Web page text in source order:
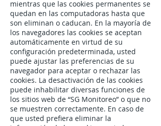
mientras que las cookies permanentes se
quedan en las computadoras hasta que
son eliminan o caducan. En la mayoría de
los navegadores las cookies se aceptan
automáticamente en virtud de su
configuración predeterminada, usted
puede ajustar las preferencias de su
navegador para aceptar o rechazar las
cookies. La desactivación de las cookies
puede inhabilitar diversas funciones de
los sitios web de “SG Monitoreo” o que no
se muestren correctamente. En caso de
que usted prefiera eliminar la